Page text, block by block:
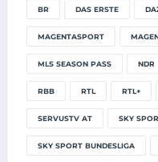
BR DAS ERSTE
MAGENTASPORT
MLS SEASON PASS NDR
RBB RTL RTL+
SERVUSTV AT SKY
SKY SPORT BUNDESLIGA